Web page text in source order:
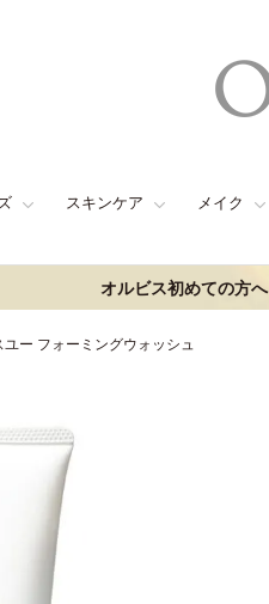
スキンケア メイク
オルビス初めての方へ
ユー フォーミングウォッシュ